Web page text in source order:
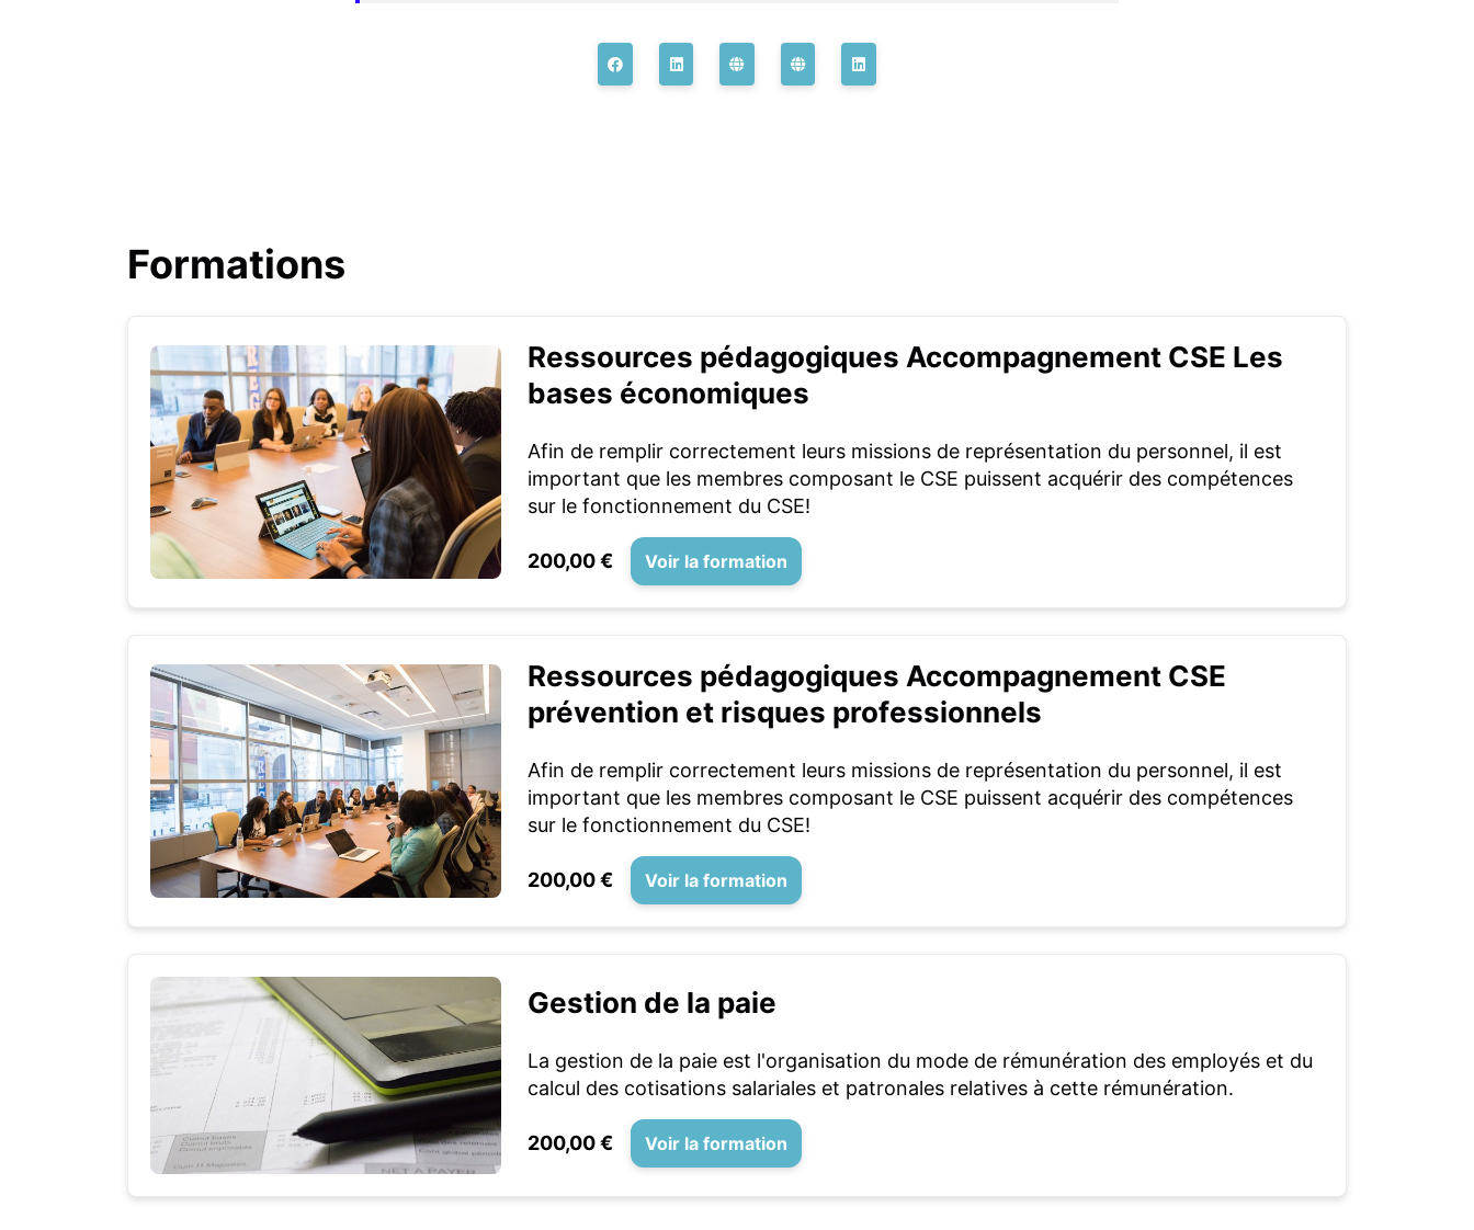
Formations
Ressources pédagogiques Accompagnement CSE Les
bases économiques
Afin de remplir correctement leurs missions de représentation du personnel, il est
important que les membres composant le CSE puissent acquérir des compétences
sur le fonctionnement du CSE!
200,00 € Voir la formation
Ressources pédagogiques Accompagnement CSE
prévention et risques professionnels
Afin de remplir correctement leurs missions de représentation du personnel, il est
important que les membres composant le CSE puissent acquérir des compétences
sur le fonctionnement du CSE!
200,00 € Voir la formation
Gestion de la paie
La gestion de la paie est l'organisation du mode de rémunération des employés et du
calcul des cotisations salariales et patronales relatives à cette rémunération.
200,00 € Voir la formation